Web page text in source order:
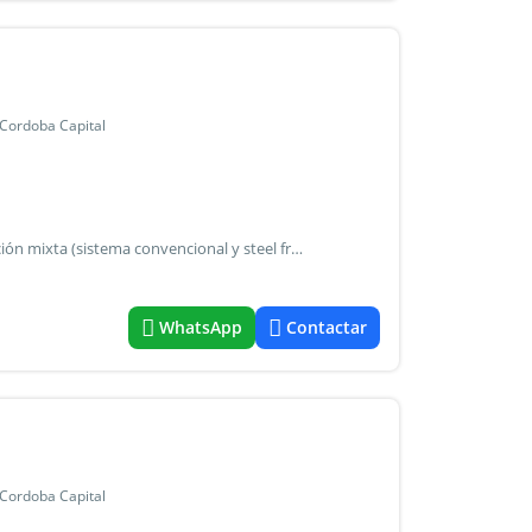
Capital
. Begué y asociados les ofrece... Dúplex 3 niveles construcción mixta (sistema convencional y steel frame) * sup. Terreno: 125 mts² * sup. Cubierta: 130 mts² planta baja * living - comedor cocina * baño social * jardín planta alta * 2 dormitorios * escritorio (que se puede transformar en 3º dormitorio) * baño zonificado subsuelo * garage * asador * patio seco * amplio ambiente conectado a la planta baja. ¿ Qué brinda la paya 2 ? * Seguridad las 24hs * ingreso por barrio tejas de la candelaria * espacios verdes * línea de colectivo a pocos metros * todo tipo de comercio en barrio inaudi * acceso rápido a circunvalación por av. Vélez sarsfield o por av. Valparaíso * cercanía a clubes y colegios privados y públicos * gas natural * escritura fines 2026 quedamos a su disposición!
WhatsApp Contactar
Capital